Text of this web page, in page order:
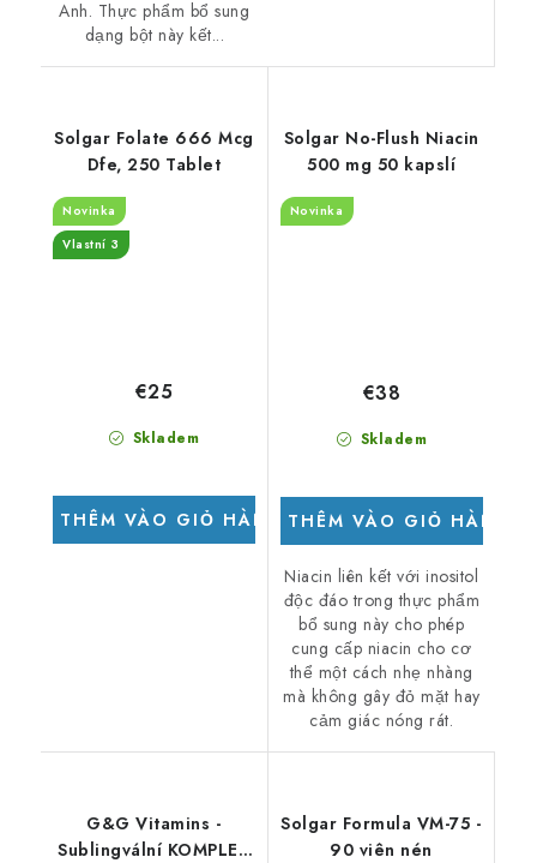
Anh. Thực phẩm bổ sung
dạng bột này kết...
Solgar Folate 666 Mcg
Dfe, 250 Tablet
Novinka
Vlastní 3
Skladem
€25
THÊM VÀO GIỎ HÀNG
Solgar No-Flush Niacin
500 mg 50 kapslí
Novinka
Skladem
€38
THÊM VÀO GIỎ HÀNG
Niacin liên kết với inositol
độc đáo trong thực phẩm
bổ sung này cho phép
cung cấp niacin cho cơ
thể một cách nhẹ nhàng
mà không gây đỏ mặt hay
cảm giác nóng rát.
G&G Vitamins -
Sublingvální KOMPLEX
Solgar Formula VM-75 -
90 viên nén